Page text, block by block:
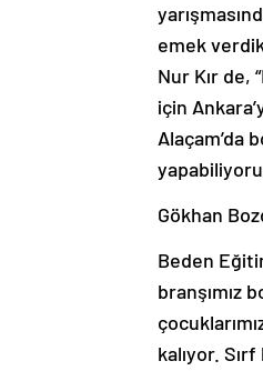
emek
Nur Kır de,
için
Alaçam’da
Gökhan
Beden
branşımız
kalıyor.